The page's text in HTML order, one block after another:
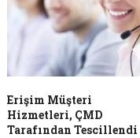
Erişim Müşteri
Hizmetleri, ÇMD
Tarafından Tescillendi